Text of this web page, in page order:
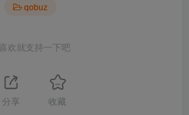
qobuz
喜欢就支持一下吧
分享 收藏